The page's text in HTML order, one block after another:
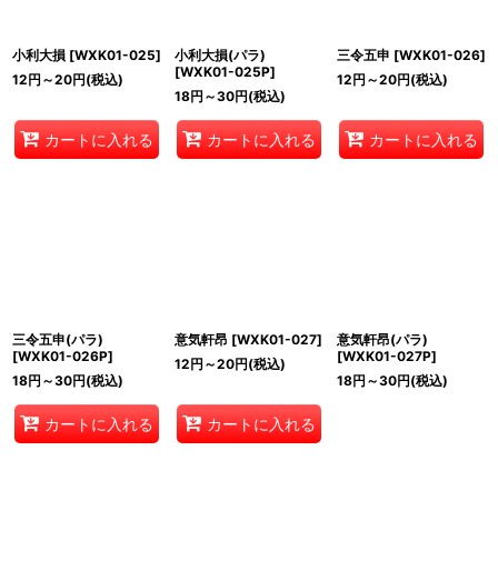
小利大損 [WXK01-025]
12円 ～20円(税込)
カートに入れる
小利大損(パラ)
[WXK01-025P]
18円 ～30円(税込)
カートに入れる
三令五申 [WXK01-026]
12円 ～20円(税込)
カートに入れる
三令五申(パラ)
[WXK01-026P]
18円 ～30円(税込)
カートに入れる
意気軒昂 [WXK01-027]
12円 ～20円(税込)
カートに入れる
意気軒昂(パラ)
[WXK01-027P]
18円 ～30円(税込)